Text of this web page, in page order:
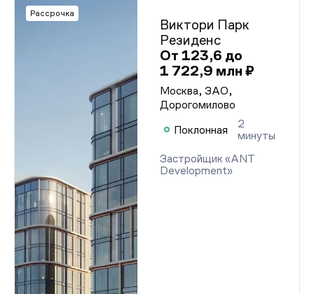
Рассрочка
Виктори Парк
Резиденс
От 123,6 до
1 722,9 млн ₽
Москва, ЗАО,
Дорогомилово
Поклонная
2
минуты
Застройщик «ANT
Development»